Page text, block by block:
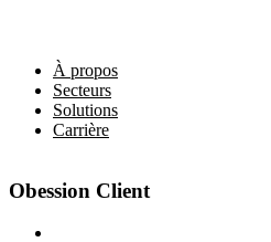
À propos
Secteurs
Solutions
Carrière
Obession Client